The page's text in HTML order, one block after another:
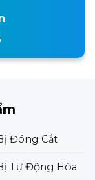
Đóng Cắt
Tự Động Hóa